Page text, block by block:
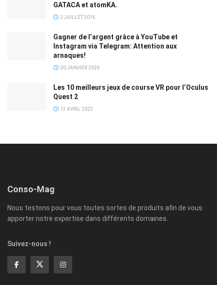
GATACA et atomKA.
2 JUILLET 2015
Gagner de l’argent grâce à YouTube et
Instagram via Telegram: Attention aux
arnaques!
20 JANVIER 2025
Les 10 meilleurs jeux de course VR pour l’Oculus
Quest 2
13 AVRIL 2022
Conso-Mag
Nous testons pour vous toutes sortes de produits afin de vous
apporter notre expertise dans différents domaines.
Suivez-nous !